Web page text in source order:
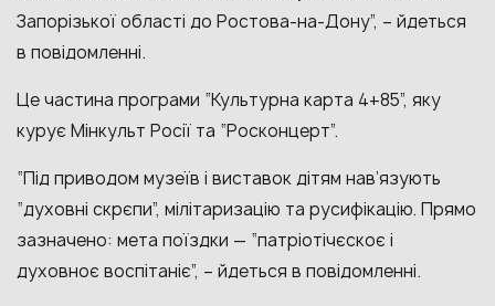
Запорізької області до Ростова-на-Дону”, – йдеться
в повідомленні.
Це частина програми “Культурна карта 4+85”, яку
курує Мінкульт Росії та “Росконцерт”.
“Під приводом музеїв і виставок дітям нав’язують
“духовні скрєпи”, мілітаризацію та русифікацію. Прямо
зазначено: мета поїздки — “патріотічєскоє і
духовноє воспітаніє”, – йдеться в повідомленні.